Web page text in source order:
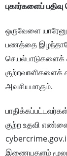
புகார்களைப்
ஒருவேளை
பணத்தை
செயல்பாடுகளைக்
குற்றவாளிகளைக்
அவசியமாகும்.
குற்ற உதவி
இணையதளம்